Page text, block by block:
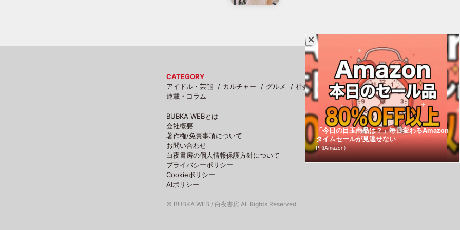
CATEGORY
アイドル・芸能
カルチャー グルメ 社会
スポーツ
連載・コラム
BUBKA WEBとは
会社概要
著作権/免責事項について
お問い合わせ
白夜書房の個人情報保護方針について
プライバシーポリシー
Cookieポリシー
AIポリシー
© BUBKA WEB / 白夜書房 All Rights Reserved.
「今日の目玉商品は？」毎日変わるAmazon
タイムセールが見逃せない
PR(Amazon)